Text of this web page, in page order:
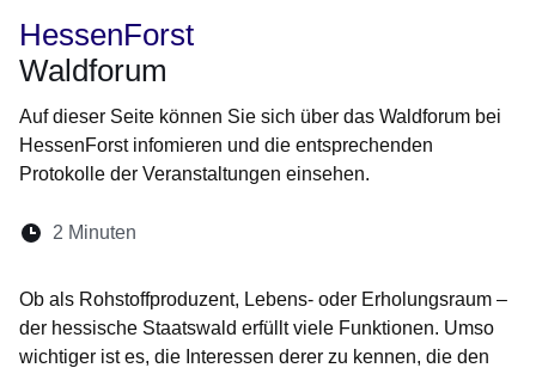
HessenForst
Waldforum
Auf dieser Seite können Sie sich über das Waldforum bei
HessenForst infomieren und die entsprechenden
Protokolle der Veranstaltungen einsehen.
Lesedauer:
2 Minuten
Ob als Rohstoffproduzent, Lebens- oder Erholungsraum –
der hessische Staatswald erfüllt viele Funktionen. Umso
wichtiger ist es, die Interessen derer zu kennen, die den